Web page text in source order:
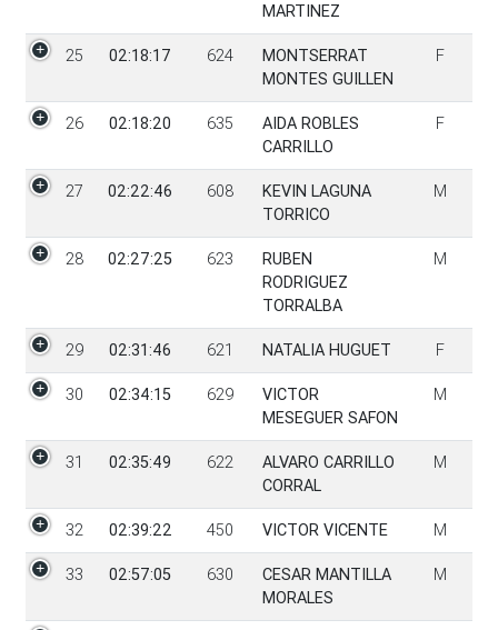
MARTINEZ
25 02:18:17 624
MONTSERRAT
MONTES GUILLEN
F
26 02:18:20 635
AIDA ROBLES
CARRILLO
F
27 02:22:46 608
KEVIN LAGUNA
TORRICO
M
28 02:27:25 623
RUBEN
RODRIGUEZ
TORRALBA
M
29 02:31:46 621 NATALIA HUGUET F
30 02:34:15 629
VICTOR
MESEGUER SAFON
M
31 02:35:49 622
ALVARO CARRILLO
CORRAL
M
32 02:39:22 450 VICTOR VICENTE M
33 02:57:05 630
CESAR MANTILLA
MORALES
M